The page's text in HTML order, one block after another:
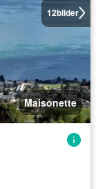
12bilder
Maisonette